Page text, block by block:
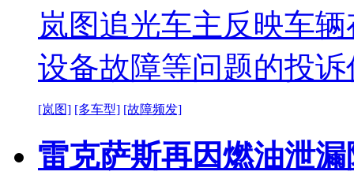
岚图追光车主反映车
设备故障等问题的投
[岚图] [多车型] [故障频发]
雷克萨斯再因燃油泄